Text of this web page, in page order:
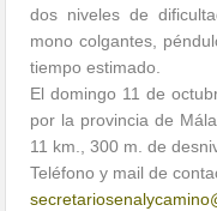
dos niveles de
mono colgantes,
tiempo estimado.
El domingo 11 de
por la provincia de
11 km., 300 m. de
Teléfono y mail de